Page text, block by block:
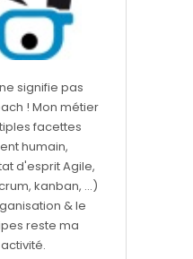
signifie pas
! Mon métier
facettes
humain,
d'esprit Agile,
kanban, ...)
& le
reste ma